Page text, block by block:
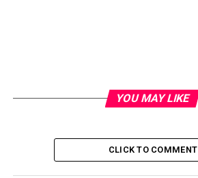
YOU MAY LIKE
CLICK TO COMMENT